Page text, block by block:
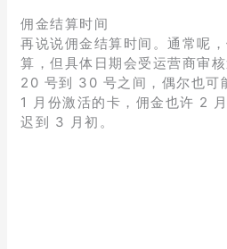
佣金结算时间
再说说佣金结算时间。通常呢
算，但具体日期会受运营商审
20 号到 30 号之间，偶尔也可
1 月份激活的卡，佣金也许 2
迟到 3 月初。